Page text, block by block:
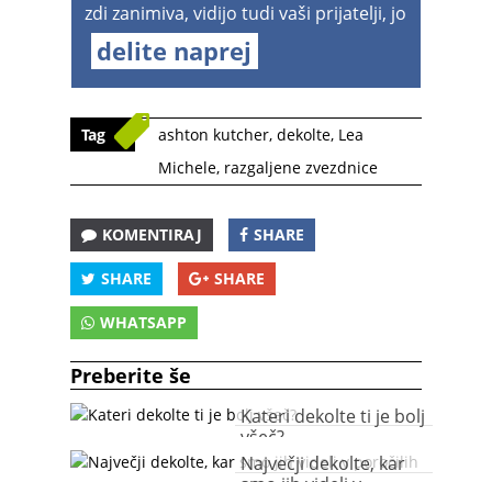
zdi zanimiva, vidijo tudi vaši prijatelji, jo
delite naprej
Tag ashton kutcher, dekolte, Lea
Michele, razgaljene zvezdnice
KOMENTIRAJ SHARE
SHARE SHARE
WHATSAPP
Preberite še
Kateri dekolte ti je bolj
všeč?
Največji dekolte, kar